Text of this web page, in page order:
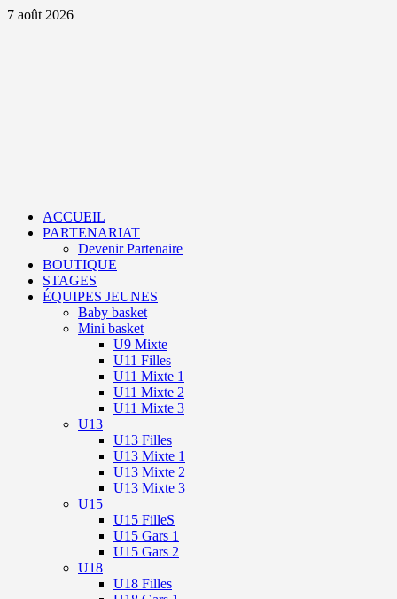
Aller
7 août 2026
ACCUEIL
PARTENARIAT
Devenir Partenaire
BOUTIQUE
STAGES
ÉQUIPES JEUNES
Baby basket
Mini basket
U9 Mixte
U11 Filles
U11 Mixte 1
U11 Mixte 2
U11 Mixte 3
U13
U13 Filles
U13 Mixte 1
U13 Mixte 2
U13 Mixte 3
U15
U15 FilleS
U15 Gars 1
U15 Gars 2
U18
U18 Filles